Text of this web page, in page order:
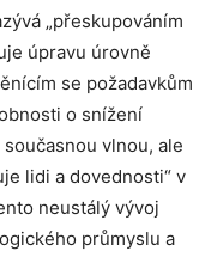
„přeskupováním
úpravu úrovně
se požadavkům
o snížení
vlnou, ale
lidi a dovednosti“ v
neustálý vývoj
průmyslu a